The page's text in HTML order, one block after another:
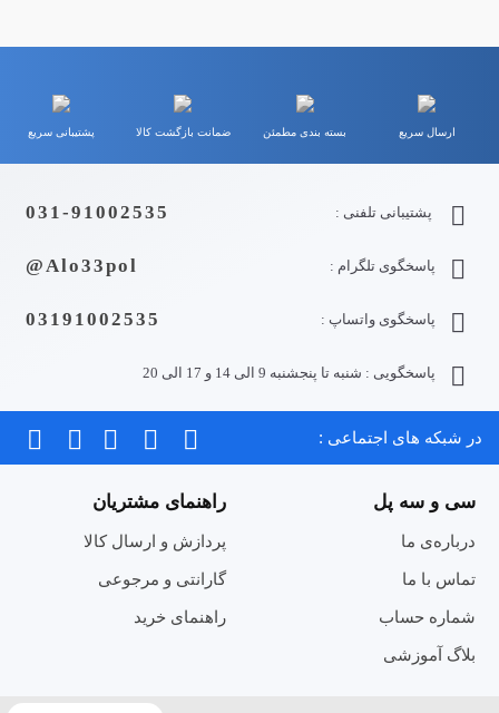
ارسال سریع بسته بندی مطمئن ضمانت بازگشت کالا پشتیبانی سریع
پشتیبانی تلفنی : 031-91002535
پاسخگوی تلگرام : Alo33pol@
پاسخگوی واتساپ : 03191002535
پاسخگویی : شنبه تا پنجشنبه 9 الی 14 و 17 الی 20
در شبکه های اجتماعی :
سی و سه پل
درباره‌ی ما
تماس با ما
شماره حساب
بلاگ آموزشی
راهنمای مشتریان
پردازش و ارسال کالا
گارانتی و مرجوعی
راهنمای خرید